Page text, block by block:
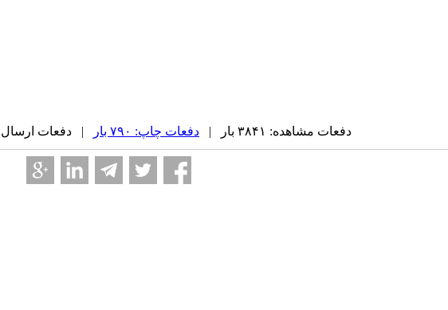
دفعات مشاهده: ۳۸۴۱ بار | دفعات چاپ: ۷۹۰ بار | دفعات ارسال به